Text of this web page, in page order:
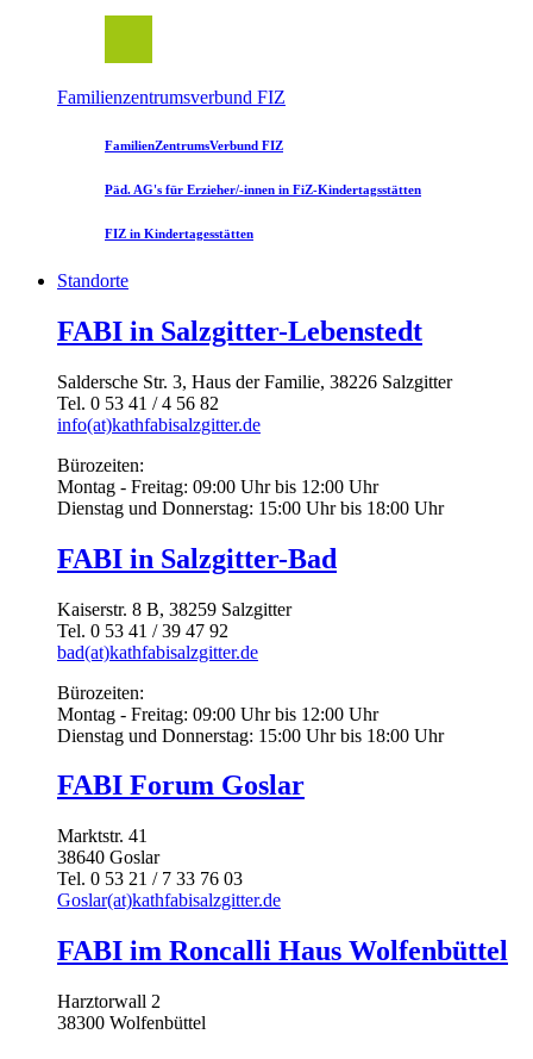
Familienzentrumsverbund FIZ
FamilienZentrumsVerbund FIZ
Päd. AG's für Erzieher/-innen in FiZ-Kindertagsstätten
FIZ in Kindertagesstätten
Standorte
FABI in Salzgitter-Lebenstedt
Saldersche Str. 3, Haus der Familie, 38226 Salzgitter
Tel. 0 53 41 / 4 56 82
info(at)kathfabisalzgitter.de
Bürozeiten:
Montag - Freitag: 09:00 Uhr bis 12:00 Uhr
Dienstag und Donnerstag: 15:00 Uhr bis 18:00 Uhr
FABI in Salzgitter-Bad
Kaiserstr. 8 B, 38259 Salzgitter
Tel. 0 53 41 / 39 47 92
bad(at)kathfabisalzgitter.de
Bürozeiten:
Montag - Freitag: 09:00 Uhr bis 12:00 Uhr
Dienstag und Donnerstag: 15:00 Uhr bis 18:00 Uhr
FABI Forum Goslar
Marktstr. 41
38640 Goslar
Tel. 0 53 21 / 7 33 76 03
Goslar(at)kathfabisalzgitter.de
FABI im Roncalli Haus Wolfenbüttel
Harztorwall 2
38300 Wolfenbüttel